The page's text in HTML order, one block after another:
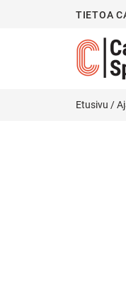
TIETOA
Etusivu /